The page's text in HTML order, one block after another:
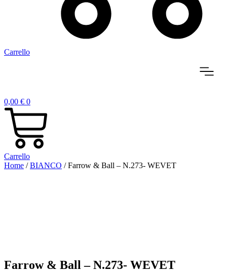
Carrello
0,00 € 0
Carrello
Home /BIANCO / Farrow & Ball – N.273- WEVET
Farrow & Ball – N.273- WEVET